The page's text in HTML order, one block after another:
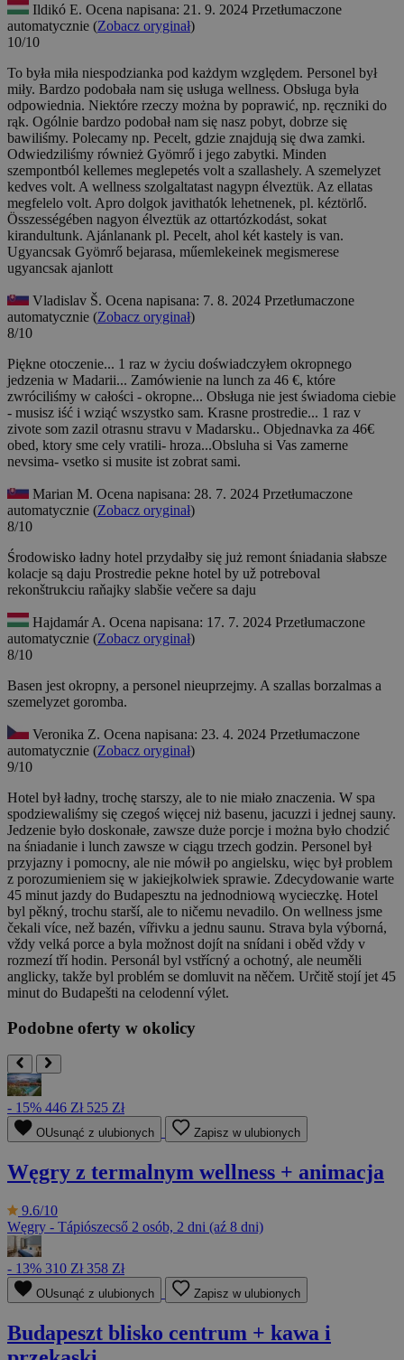
Ildikó E. Ocena napisana: 21. 9. 2024 Przetłumaczone
automatycznie (Zobacz oryginał)
10/10
To była miła niespodzianka pod każdym względem. Personel był
miły. Bardzo podobała nam się usługa wellness. Obsługa była
odpowiednia. Niektóre rzeczy można by poprawić, np. ręczniki do
rąk. Ogólnie bardzo podobał nam się nasz pobyt, dobrze się
bawiliśmy. Polecamy np. Pecelt, gdzie znajdują się dwa zamki.
Odwiedziliśmy również Gyömrő i jego zabytki. Minden
szempontból kellemes meglepetés volt a szallashely. A szemelyzet
kedves volt. A wellness szolgaltatast nagypn élveztük. Az ellatas
megfelelo volt. Apro dolgok javithatók lehetnenek, pl. kéztörlő.
Összességében nagyon élveztük az ottartózkodást, sokat
kirandultunk. Ajánlanank pl. Pecelt, ahol két kastely is van.
Ugyancsak Gyömrő bejarasa, műemlekeinek megismerese
ugyancsak ajanlott
Vladislav Š. Ocena napisana: 7. 8. 2024 Przetłumaczone
automatycznie (Zobacz oryginał)
8/10
Piękne otoczenie... 1 raz w życiu doświadczyłem okropnego
jedzenia w Madarii... Zamówienie na lunch za 46 €, które
zwróciliśmy w całości - okropne... Obsługa nie jest świadoma ciebie
- musisz iść i wziąć wszystko sam. Krasne prostredie... 1 raz v
zivote som zazil otrasnu stravu v Madarsku.. Objednavka za 46€
obed, ktory sme cely vratili- hroza...Obsluha si Vas zamerne
nevsima- vsetko si musite ist zobrat sami.
Marian M. Ocena napisana: 28. 7. 2024 Przetłumaczone
automatycznie (Zobacz oryginał)
8/10
Środowisko ładny hotel przydałby się już remont śniadania słabsze
kolacje są daju Prostredie pekne hotel by už potreboval
rekonštrukciu raňajky slabšie večere sa daju
Hajdamár A. Ocena napisana: 17. 7. 2024 Przetłumaczone
automatycznie (Zobacz oryginał)
8/10
Basen jest okropny, a personel nieuprzejmy. A szallas borzalmas a
szemelyzet goromba.
Veronika Z. Ocena napisana: 23. 4. 2024 Przetłumaczone
automatycznie (Zobacz oryginał)
9/10
Hotel był ładny, trochę starszy, ale to nie miało znaczenia. W spa
spodziewaliśmy się czegoś więcej niż basenu, jacuzzi i jednej sauny.
Jedzenie było doskonałe, zawsze duże porcje i można było chodzić
na śniadanie i lunch zawsze w ciągu trzech godzin. Personel był
przyjazny i pomocny, ale nie mówił po angielsku, więc był problem
z porozumieniem się w jakiejkolwiek sprawie. Zdecydowanie warte
45 minut jazdy do Budapesztu na jednodniową wycieczkę. Hotel
byl pěkný, trochu starší, ale to ničemu nevadilo. On wellness jsme
čekali více, než bazén, vířivku a jednu saunu. Strava byla výborná,
vždy velká porce a byla možnost dojít na snídani i oběd vždy v
rozmezí tří hodin. Personál byl vstřícný a ochotný, ale neuměli
anglicky, takže byl problém se domluvit na něčem. Určitě stojí jet 45
minut do Budapešti na celodenní výlet.
Podobne oferty w okolicy
- 15% 446 Zł 525 Zł
OUsunąć z ulubionych Zapisz w ulubionych
Węgry z termalnym wellness + animacja
9.6/10
Węgry - Tápiószecső 2 osób, 2 dni (aź 8 dni)
- 13% 310 Zł358 Zł
OUsunąć z ulubionych Zapisz w ulubionych
Budapeszt blisko centrum + kawa i